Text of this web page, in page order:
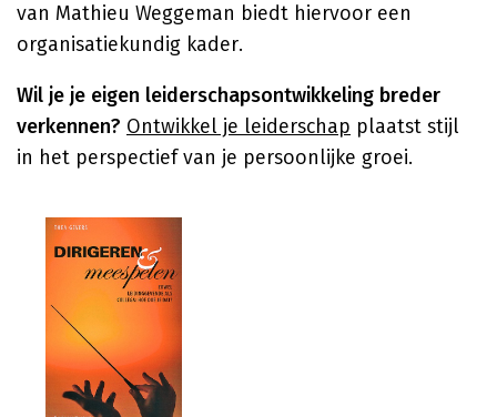
van Mathieu Weggeman biedt hiervoor een
organisatiekundig kader.
Wil je je eigen leiderschapsontwikkeling breder
verkennen? Ontwikkel je leiderschap plaatst stijl
in het perspectief van je persoonlijke groei.